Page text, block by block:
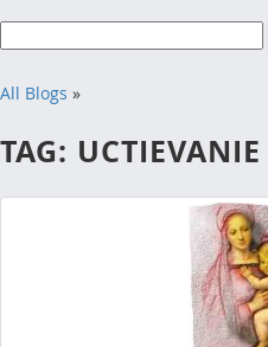
All Blogs »
TAG: UCTIEVANIE